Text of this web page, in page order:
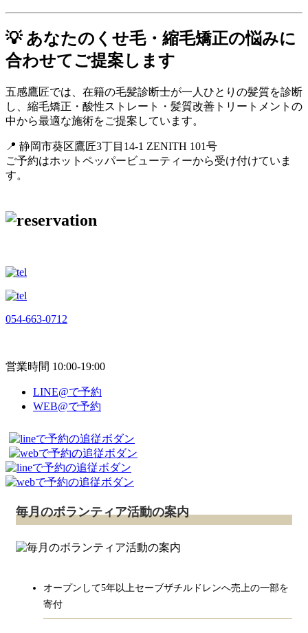
💡 あなたのくせ毛・縮毛矯正の悩みに
合わせてご提案します
五感鷹匠では、在籍の毛髪診断士が一人ひとりの髪質を診断
し、縮毛矯正・酸性ストレート・髪質改善トリートメントの
中から最適な施術をご提案しています。
📍 静岡市葵区鷹匠3丁目14-1 ZENITH 101号
ご予約はホットペッパービューティーから受け付けていま
す。
054-663-0712
営業時間 10:00-19:00
LINE@で予約
WEB@で予約
毎月のボランティア活動の案内
オープンして5年以上セーブザチルドレンへ売上の一部を
寄付